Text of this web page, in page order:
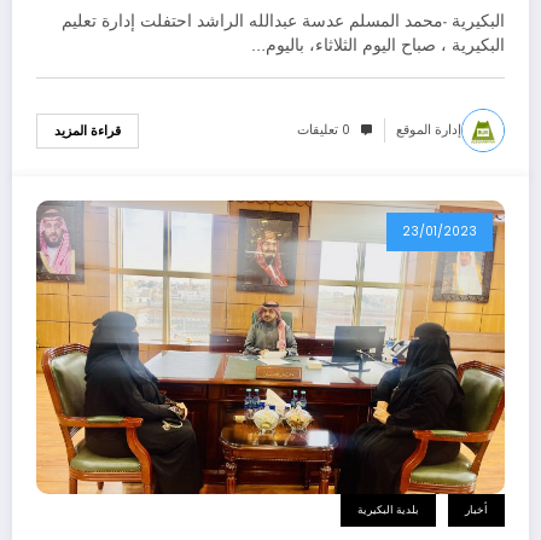
البكيرية -محمد المسلم عدسة عبدالله الراشد احتفلت إدارة تعليم
البكيرية ، صباح اليوم الثلاثاء، باليوم…
إدارة الموقع 0 تعليقات قراءة المزيد
23/01/2023
أخبار بلدية البكيرية